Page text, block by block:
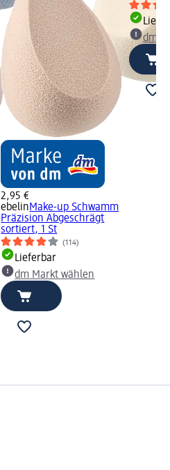
2,95 €
ebelinMake-up Schwamm
Präzision Abgeschrägt
sortiert, 1 St
(114)
Lieferbar
dm Markt wählen
dm